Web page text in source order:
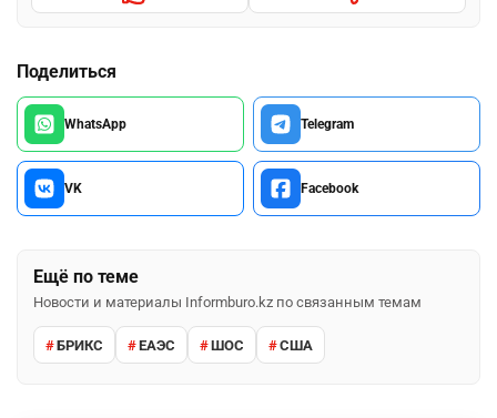
Поделиться
WhatsApp Telegram
VK Facebook
Ещё по теме
Новости и материалы Informburo.kz по связанным темам
БРИКС ЕАЭС ШОС США